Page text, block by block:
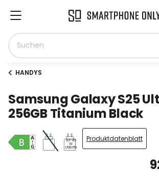
HANDYS
Samsung Galaxy S25
256GB Titanium Black
10-45
W
USB PD
Produktdatenblatt